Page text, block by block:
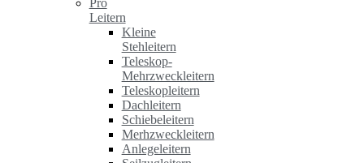
Leitern
Kleine
Stehleitern
Teleskop-
Mehrzweckleitern
Teleskopleitern
Dachleitern
Schiebeleitern
Merhzweckleitern
Anlegeleitern